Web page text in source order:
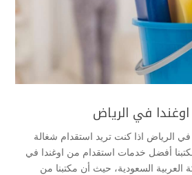
في الرياض
الرياض اذا كنت تريد استقدام شغالة
أفضل خدمات استقدام من اوغندا في
العربية السعودية، حيث أن مكتبنا من